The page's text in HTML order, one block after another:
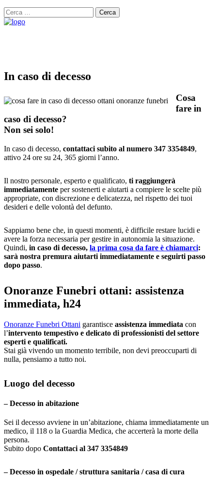
Cerca
per:
In caso di decesso
Cosa
fare in
caso di decesso?
Non sei solo!
In caso di decesso, contattaci subito al numero 347 3354849,
attivo 24 ore su 24, 365 giorni l’anno.
Il nostro personale, esperto e qualificato, ti raggiungerà
immediatamente per sostenerti e aiutarti a compiere le scelte più
appropriate, con discrezione e delicatezza, nel rispetto dei tuoi
desideri e delle volontà del defunto.
Sappiamo bene che, in questi momenti, è difficile restare lucidi e
avere la forza necessaria per gestire in autonomia la situazione.
Quindi, in caso di decesso, la prima cosa da fare è chiamarci:
sarà nostra premura aiutarti immediatamente e seguirti passo
dopo passo.
Onoranze Funebri ottani: assistenza
immediata, h24
Onoranze Funebri Ottani garantisce assistenza immediata con
l’intervento tempestivo e delicato di professionisti del settore
esperti e qualificati.
Stai già vivendo un momento terribile, non devi preoccuparti di
nulla, pensiamo a tutto noi.
Luogo del decesso
– Decesso in abitazione
Sei il decesso avviene in un’abitazione, chiama immediatamente un
medico, il 118 o la Guardia Medica, che accerterà la morte della
persona.
Subito dopo Contattaci al 347 3354849
– Decesso in ospedale / struttura sanitaria / casa di cura